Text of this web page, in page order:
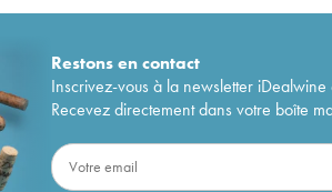
Restons encontact
Inscrivez-vous à la newsletter
Recevez directement dans votre boîte